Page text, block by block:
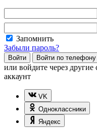
Запомнить
Забыли пароль?
Войти Войти по телефону
или войдите через
аккаунт
VK
Одноклассники
Яндекс